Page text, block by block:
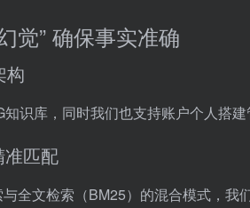
觉” 确保事实准确
构
识库，同时我们也支持账户个人搭建
匹配
全文检索（BM25）的混合模式，